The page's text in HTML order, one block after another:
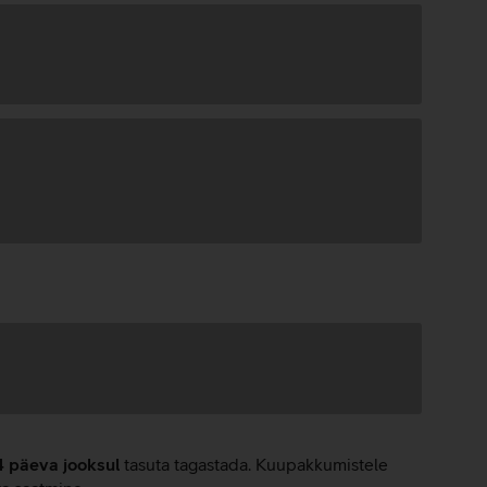
päeva jooksul tasuta tagastada. Kuupakkumistele